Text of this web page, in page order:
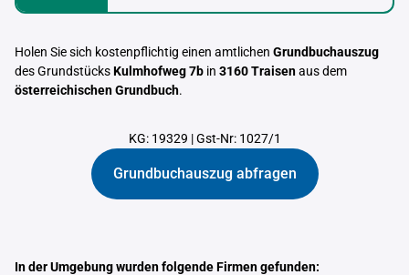
Holen Sie sich kostenpflichtig einen amtlichen Grundbuchauszug
des GrundstücksKulmhofweg 7b in 3160 Traisenaus dem
österreichischen Grundbuch.
KG: 19329 |Gst-Nr: 1027/1
Grundbuchauszug abfragen
In der Umgebung wurden folgende Firmen gefunden: